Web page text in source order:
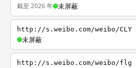
截至 2026 年 未屏蔽
http://s.weibo.com/weibo/CLY
未屏蔽
http://s.weibo.com/weibo/flg